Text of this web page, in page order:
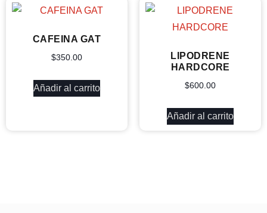
CAFEINA GAT
$350.00
Añadir al carrito
LIPODRENE
HARDCORE
$600.00
Añadir al carrito